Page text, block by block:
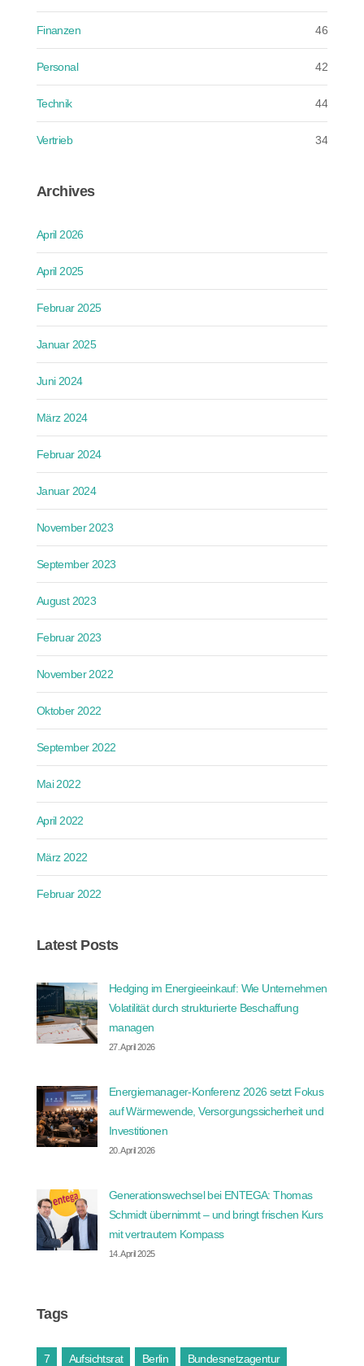
Finanzen 46
Personal 42
Technik 44
Vertrieb 34
Archives
April 2026
April 2025
Februar 2025
Januar 2025
Juni 2024
März 2024
Februar 2024
Januar 2024
November 2023
September 2023
August 2023
Februar 2023
November 2022
Oktober 2022
September 2022
Mai 2022
April 2022
März 2022
Februar 2022
Latest Posts
Hedging im Energieeinkauf: Wie Unternehmen
Volatilität durch strukturierte Beschaffung
managen
27. April 2026
Energiemanager-Konferenz 2026 setzt Fokus
auf Wärmewende, Versorgungssicherheit und
Investitionen
20. April 2026
Generationswechsel bei ENTEGA: Thomas
Schmidt übernimmt – und bringt frischen Kurs
mit vertrautem Kompass
14. April 2025
Tags
7 Aufsichtsrat Berlin
Bundesnetzagentur